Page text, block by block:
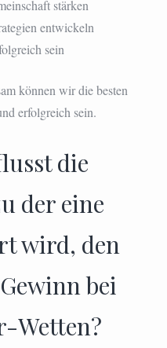
stärken
entwickeln
sein
können wir die besten
erfolgreich sein.
die
der eine
wird, den
bei
Wetten?